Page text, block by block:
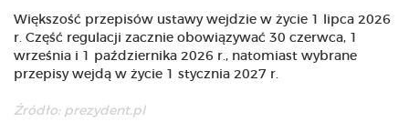
Większość przepisów ustawy wejdzie w życie 1 lipca 2026
r. Część regulacji zacznie obowiązywać 30 czerwca, 1
września i 1 października 2026 r., natomiast wybrane
przepisy wejdą w życie 1 stycznia 2027 r.
Źródło: prezydent.pl